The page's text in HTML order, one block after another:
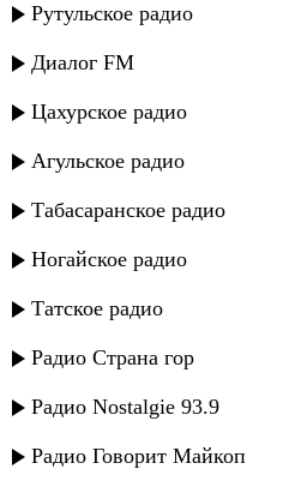
Рутульское радио
Диалог FM
Цахурское радио
Агульское радио
Табасаранское радио
Ногайское радио
Татское радио
Радио Страна гор
Радио Nostalgie 93.9
Радио Говорит Майкоп
Кавказ группа - Чюлю
Кавказ группа - Дидедиз
Игорь Нувахов - Кавказ
Даниэль Гарунов и
Кавказе